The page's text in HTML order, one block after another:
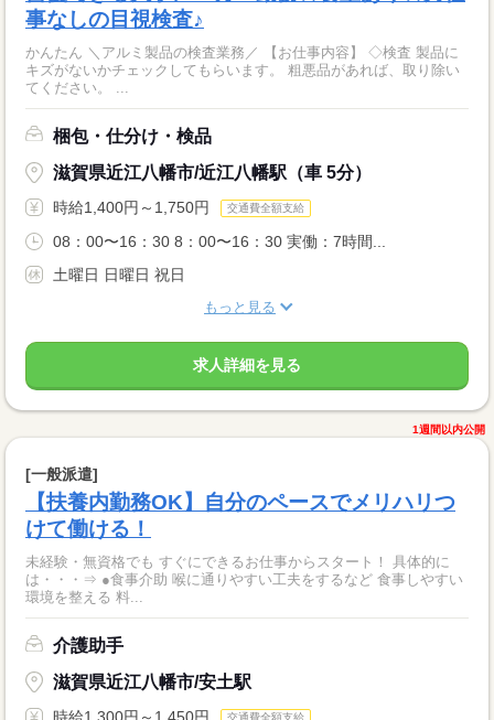
事なしの目視検査♪
かんたん ＼アルミ製品の検査業務／ 【お仕事内容】 ◇検査 製品に
キズがないかチェックしてもらいます。 粗悪品があれば、取り除い
梱包・仕分け・検品
滋賀県近江八幡市/近江八幡駅（車 5分）
時給1,400円～1,750円 交通費全額支給
08：00〜16：30 8：00〜16：30 実働：7時間...
土曜日 日曜日 祝日
もっと見る
求人詳細を見る
1週間以内公開
[一般派遣]
【扶養内勤務OK】自分のペースでメリハリつ
けて働ける！
未経験・無資格でも すぐにできるお仕事からスタート！ 具体的に
は・・・⇒ ●食事介助 喉に通りやすい工夫をするなど 食事しやすい
環境を整える 料...
介護助手
滋賀県近江八幡市/安土駅